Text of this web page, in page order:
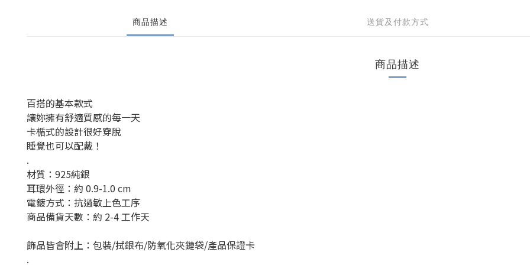
商品描述 送貨及付款方式
商品描述
百搭的基本款式
讓妳擁有舒適質感的每一天
卡楯式的設計很好穿脫
睡覺也可以配戴！
.
材質：925純銀
耳環外徑：約 0.9-1.0 cm
電鍍方式：抗過敏上色工序
商品備貨天數：約 2-4 工作天
飾品皆會附上：包裝/拭銀布/防氧化夾鏈袋/產品保證卡
.